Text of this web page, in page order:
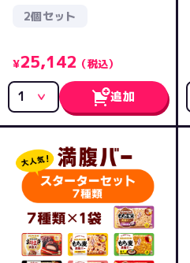
2個セット
¥25,142 （税込）
追加